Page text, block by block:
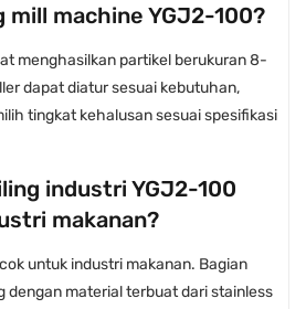
mill machine YGJ2-100?
menghasilkan partikel berukuran 8-
dapat diatur sesuai kebutuhan,
tingkat kehalusan sesuai spesifikasi
industri YGJ2-100
makanan?
untuk industri makanan. Bagian
dengan material terbuat dari stainless